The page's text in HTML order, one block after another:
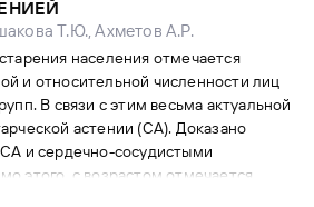
Т.Ю., Ахметов А.Р.
населения отмечается
и относительной численности лиц
В связи с этим весьма актуальной
астении (СА). Доказано
и сердечно-сосудистыми
этого, с возрастом отмечается